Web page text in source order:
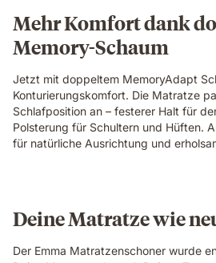
Original
mattress
in
a
cosy
bedroom.
Mehr Komfort dank
Memory-Schaum
Jetzt mit doppeltem MemoryAdapt
Konturierungskomfort. Die Matratze
Schlafposition an – festerer Halt für
Polsterung für Schultern und Hüften.
für natürliche Ausrichtung und
Deine Matratze wie
Der Emma Matratzenschoner wurde